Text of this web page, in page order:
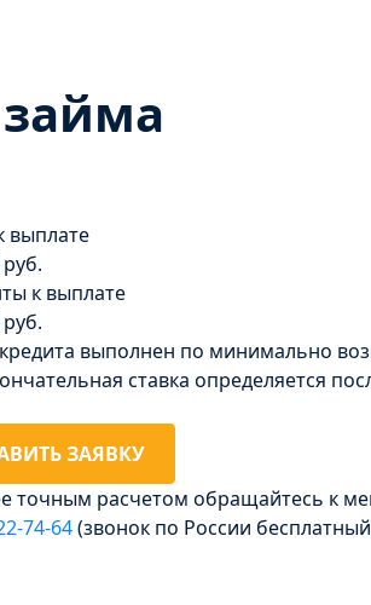
выплате
к выплате
выполнен по минимально
ставка определяется
ЗАЯВКУ
точным расчетом обращайтесь к
(звонок по России